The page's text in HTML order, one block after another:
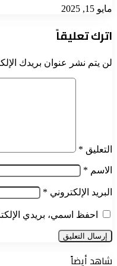
مايو 15, 2025
اترك تعليقاً
لن يتم نشر عنوان بريدك
التعليق *
الاسم *
البريد الإلكتروني *
احفظ اسمي، بريدي
شاهد أيضاً